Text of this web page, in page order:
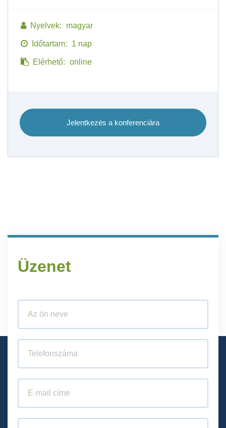
Nyelvek: magyar
Időtartam: 1 nap
Elérhető: online
Jelentkezés a konferenciára
Üzenet